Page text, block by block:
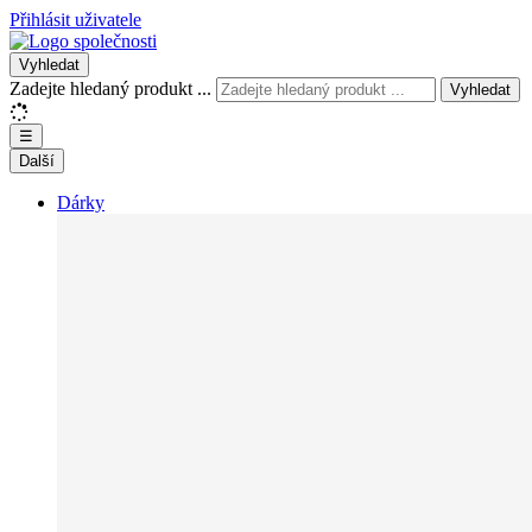
Přihlásit uživatele
Vyhledat
Zadejte hledaný produkt ... Vyhledat
☰
Další
Dárky